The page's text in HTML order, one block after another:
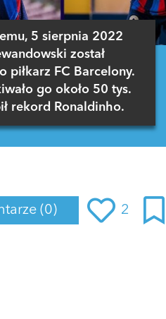
5 sierpnia 2022
został
piłkarz FC Barcelony.
go około 50 tys.
rekord Ronaldinho.
(0) 2